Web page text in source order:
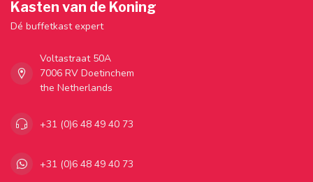
Kasten van de Koning
Dé buffetkast expert
Voltastraat 50A
7006 RV Doetinchem
the Netherlands
+31 (0)6 48 49 40 73
+31 (0)6 48 49 40 73